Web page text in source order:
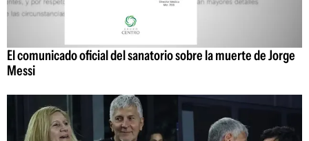
El comunicado oficial del sanatorio sobre la muerte de Jorge
Messi